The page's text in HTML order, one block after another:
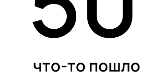
что-то пошло